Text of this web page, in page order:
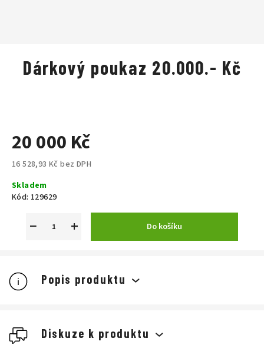
20 000 Kč
16 528,93 Kč bez DPH
cena:
Skladem
Kód: 129629
+
− Do košíku
Popis produktu
Diskuze k produktu
Dárkový poukaz 20.000.- Kč